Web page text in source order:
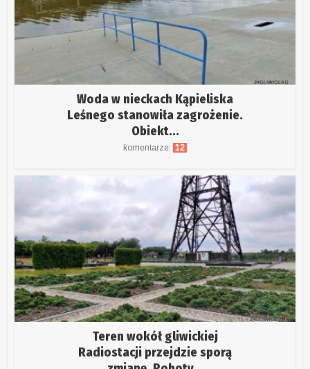
Woda w nieckach Kąpieliska
Leśnego stanowiła zagrożenie.
Obiekt...
komentarze: 12
Teren wokół gliwickiej
Radiostacji przejdzie sporą